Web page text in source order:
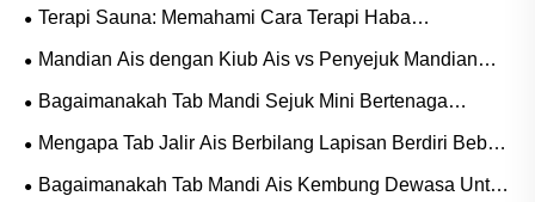
Terapi Sauna: Memahami Cara Terapi Haba
Menyokong Relaksasi dan Kesejahteraan
Mandian Ais dengan Kiub Ais vs Penyejuk Mandian
Ais: Kaedah Penyejukan Manakah yang Lebih Baik?
Bagaimanakah Tab Mandi Sejuk Mini Bertenaga
Standard AS Boleh Mengubah Rutin Pemulihan dan
Mengapa Tab Jalir Ais Berbilang Lapisan Berdiri Bebas
Menjadi Pilihan Pilihan untuk Terapi Sejuk Moden
Bagaimanakah Tab Mandi Ais Kembung Dewasa Untuk